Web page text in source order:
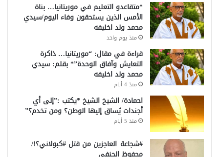
*متقاعدو التعليم في موريتانيا… بناة
الأمس الذين يستحقون وفاء اليوم/سيدي
محمد ولد اخليفه
منذ يوم واحد
قراءة في مقال: “موريتانيا… ذاكرة
التعايش وآفاق الوحدة”* بقلم: سيدي
محمد ولد اخليفه
منذ 4 أيام
احمادة/ الشيخ الشيخ *يكتب :”إلى أي
أجندات يُساق إليها الوطن؟ ومن تخدم؟”
منذ 5 أيام
#شجاعة_العاجزين من قتل #كبولاني؟!/